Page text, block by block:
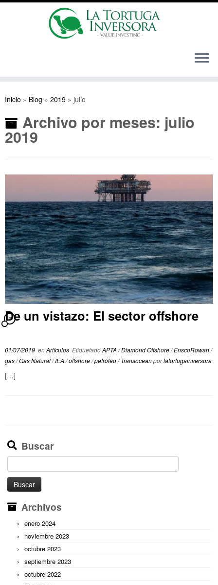
Inicio » Blog » 2019 » julio
Archivo por meses: julio
2019
De un vistazo: El sector offshore
4
01/07/2019 enArtículos EtiquetadoAPTA /Diamond Offshore/EnscoRowan/
gas/Gas Natural/IEA /offshore/petróleo/Transoceanporlatortugainversora
[…]
Buscar
Buscar:
Archivos
enero 2024
noviembre 2023
octubre 2023
septiembre 2023
octubre 2022